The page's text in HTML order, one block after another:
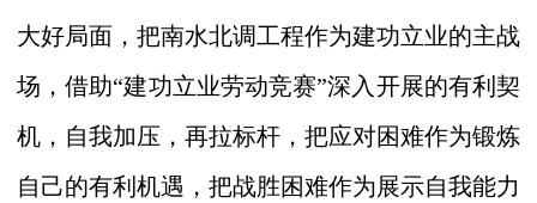
大好局面， 把南水北调工程作为建功立业的主战
场 ，借助“建功立业劳动竞赛”深入开展的有利契
机，自我加压，再拉标杆，把应对困难作为锻炼
自己的有利机遇，把战胜困难作为展示自我能力